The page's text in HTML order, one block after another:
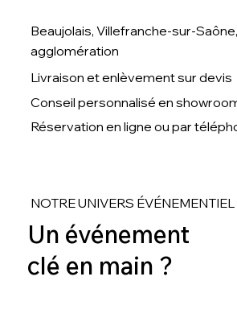
Beaujolais, Villefranche-sur-
agglomération
Livraison et enlèvement sur devis
Conseil personnalisé en
Réservation en ligne ou par
NOTRE UNIVERS ÉVÉNEMENTIEL
Un événement
clé en main ?